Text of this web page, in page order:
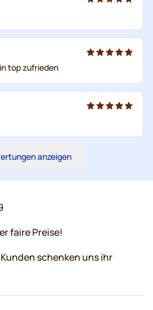
top zufrieden
anzeigen
faire Preise!
schenken uns ihr